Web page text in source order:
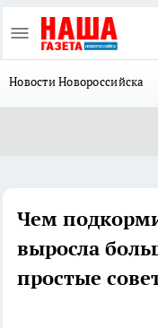
Новости Новороссийска
Чем
выросла
простые